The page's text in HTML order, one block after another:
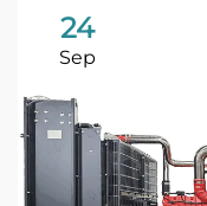
24
Sep